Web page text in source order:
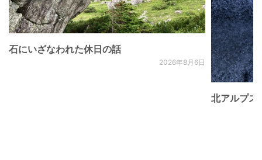
石にいざなわれた休日の話
2026年8月6日
北アルプ